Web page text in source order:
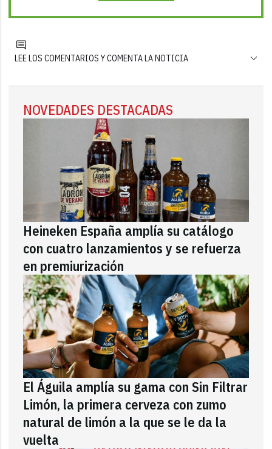
LEE LOS COMENTARIOS Y COMENTA LA NOTICIA
NOVEDADES DESTACADAS
Heineken España amplía su catálogo
con cuatro lanzamientos y se refuerza
en premiurización
El Águila amplía su gama con Sin Filtrar
Limón, la primera cerveza con zumo
natural de limón a la que se le da la
vuelta